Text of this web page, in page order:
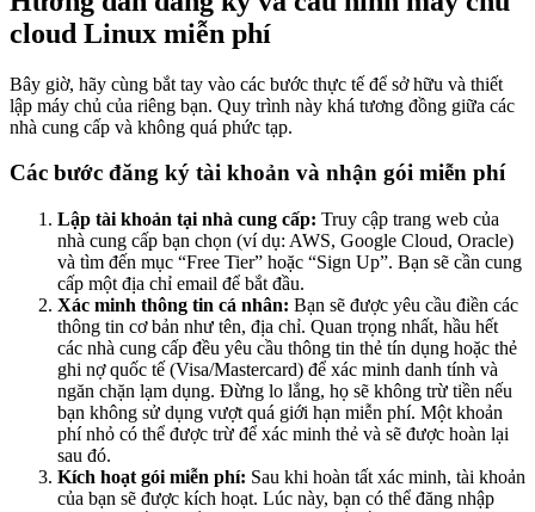
cloud Linux miễn phí
Bây giờ, hãy cùng bắt tay vào các bước thực tế để sở hữu và thiết
lập máy chủ của riêng bạn. Quy trình này khá tương đồng giữa các
nhà cung cấp và không quá phức tạp.
Các bước đăng ký tài khoản và nhận gói miễn phí
Lập tài khoản tại nhà cung cấp: Truy cập trang web của
nhà cung cấp bạn chọn (ví dụ: AWS, Google Cloud, Oracle)
và tìm đến mục “Free Tier” hoặc “Sign Up”. Bạn sẽ cần cung
cấp một địa chỉ email để bắt đầu.
Xác minh thông tin cá nhân: Bạn sẽ được yêu cầu điền các
thông tin cơ bản như tên, địa chỉ. Quan trọng nhất, hầu hết
các nhà cung cấp đều yêu cầu thông tin thẻ tín dụng hoặc thẻ
ghi nợ quốc tế (Visa/Mastercard) để xác minh danh tính và
ngăn chặn lạm dụng. Đừng lo lắng, họ sẽ không trừ tiền nếu
bạn không sử dụng vượt quá giới hạn miễn phí. Một khoản
phí nhỏ có thể được trừ để xác minh thẻ và sẽ được hoàn lại
sau đó.
Kích hoạt gói miễn phí: Sau khi hoàn tất xác minh, tài khoản
của bạn sẽ được kích hoạt. Lúc này, bạn có thể đăng nhập